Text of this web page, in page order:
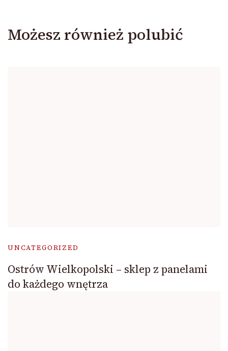
Możesz również polubić
UNCATEGORIZED
Ostrów Wielkopolski – sklep z panelami
do każdego wnętrza